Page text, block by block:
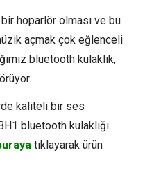
bir hoparlör olması ve bu
açmak çok eğlenceli
bluetooth kulaklık,
kaliteli bir ses
bluetooth kulaklığı
tıklayarak ürün